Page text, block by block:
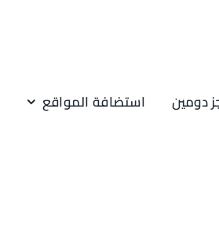
دومين استضافة المواقع